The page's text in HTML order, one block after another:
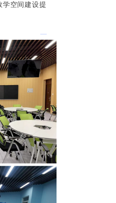
学空间建设提